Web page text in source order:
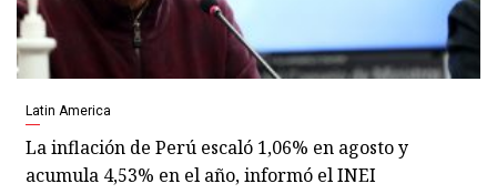
Latin America
La inflación de Perú escaló 1,06% en agosto y
acumula 4,53% en el año, informó el INEI